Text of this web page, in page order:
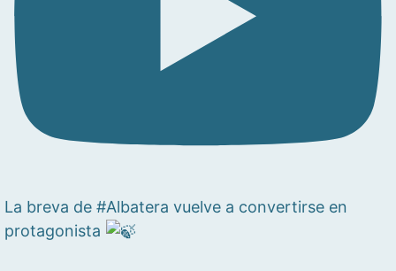
La breva de #Albatera vuelve a convertirse en
protagonista